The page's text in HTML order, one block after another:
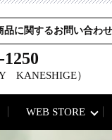
品に関するお問い合わせ
1250
KANESHIGE）
WEB STORE